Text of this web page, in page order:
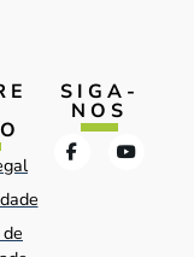
SIGA-
NOS